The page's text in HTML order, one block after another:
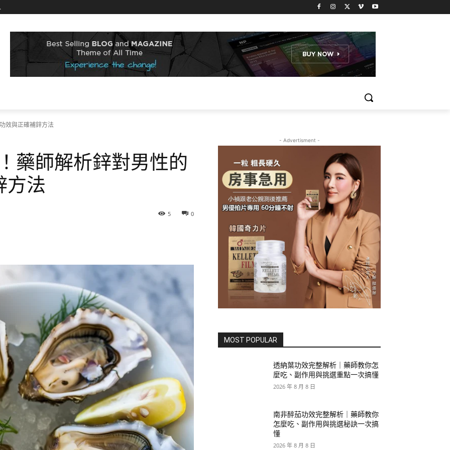
效與正確補鋅方法
藥師解析鋅對男性的
方法
0
5
- Advertisment -
MOST POPULAR
透納葉功效完整解析｜藥師教你怎
麼吃、副作用與挑選重點一次搞懂
2026 年 8 月 8 日
南非醉茄功效完整解析｜藥師教你
怎麼吃、副作用與挑選秘訣一次搞
懂
2026 年 8 月 8 日